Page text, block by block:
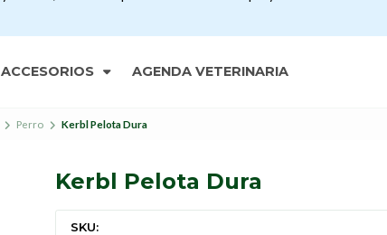
ACCESORIOS AGENDA VETERINARIA
Perro Kerbl Pelota Dura
Kerbl Pelota Dura
SKU: